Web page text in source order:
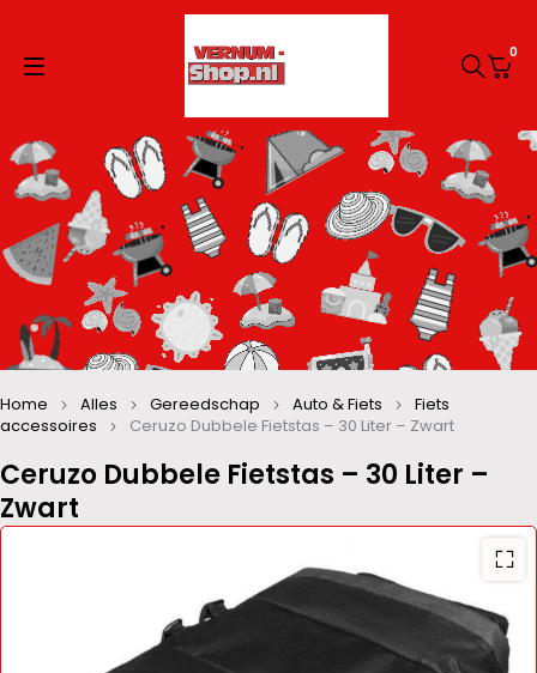
0
Ceruzo Dubbele Fietstas – 30 Liter –
Zwart
Home Alles Gereedschap Auto & Fiets
Fiets
accessoires
Ceruzo Dubbele Fietstas – 30 Liter – Zwart